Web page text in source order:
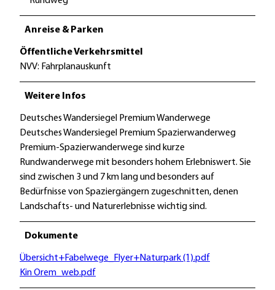
Anreise & Parken
Öffentliche Verkehrsmittel
NVV: Fahrplanauskunft
Weitere Infos
Deutsches Wandersiegel Premium Wanderwege
Deutsches Wandersiegel Premium Spazierwanderweg
Premium-Spazierwanderwege sind kurze
Rundwanderwege mit besonders hohem Erlebniswert. Sie
sind zwischen 3 und 7 km lang und besonders auf
Bedürfnisse von Spaziergängern zugeschnitten, denen
Landschafts- und Naturerlebnisse wichtig sind.
Dokumente
Übersicht+Fabelwege_Flyer+Naturpark (1).pdf
Kin Orem_web.pdf